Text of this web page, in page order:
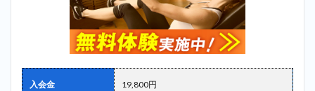
入会金 19,800円